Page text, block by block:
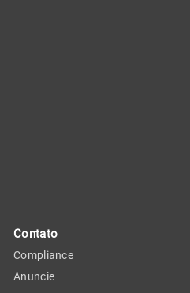
Contato
Compliance
Anuncie